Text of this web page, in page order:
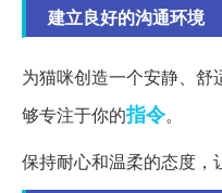
建立良好的沟通环境
为猫咪创造一个安静、
够专注于你的指令。
保持耐心和温柔的态度，